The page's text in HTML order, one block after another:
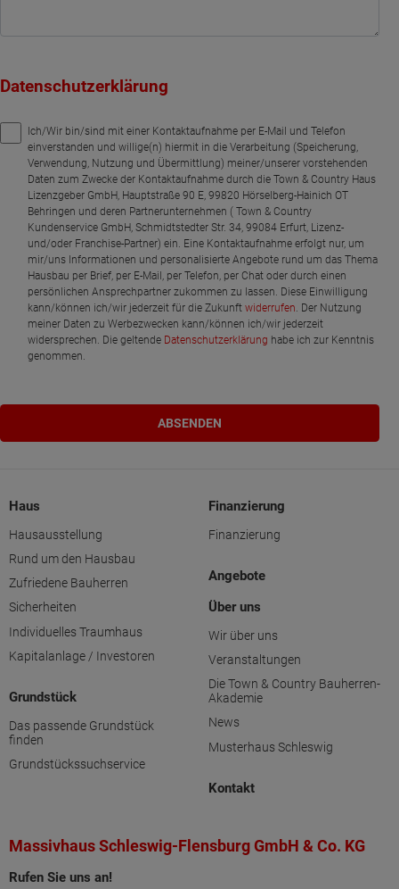
Datenschutzerklärung
Ich/Wir bin/sind mit einer Kontaktaufnahme per E-Mail und Telefon
einverstanden und willige(n) hiermit in die Verarbeitung (Speicherung,
Verwendung, Nutzung und Übermittlung) meiner/unserer vorstehenden
Daten zum Zwecke der Kontaktaufnahme durch die Town & Country Haus
Lizenzgeber GmbH, Hauptstraße 90 E, 99820 Hörselberg-Hainich OT
Behringen und deren Partnerunternehmen ( Town & Country
Kundenservice GmbH, Schmidtstedter Str. 34, 99084 Erfurt, Lizenz-
und/oder Franchise-Partner) ein. Eine Kontaktaufnahme erfolgt nur, um
mir/uns Informationen und personalisierte Angebote rund um das Thema
Hausbau per Brief, per E-Mail, per Telefon, per Chat oder durch einen
persönlichen Ansprechpartner zukommen zu lassen. Diese Einwilligung
kann/können ich/wir jederzeit für die Zukunftwiderrufen . Der Nutzung
meiner Daten zu Werbezwecken kann/können ich/wir jederzeit
widersprechen. Die geltende Datenschutzerklärung habe ich zur Kenntnis
genommen.
Haus
Hausausstellung
Rund um den Hausbau
Zufriedene Bauherren
Sicherheiten
Individuelles Traumhaus
Kapitalanlage / Investoren
Grundstück
Das passende Grundstück
finden
Grundstückssuchservice
Finanzierung
Finanzierung
Angebote
Über uns
Wir über uns
Veranstaltungen
Die Town & Country Bauherren-
Akademie
News
Musterhaus Schleswig
Kontakt
Massivhaus Schleswig-Flensburg GmbH & Co. KG
Rufen Sie uns an!